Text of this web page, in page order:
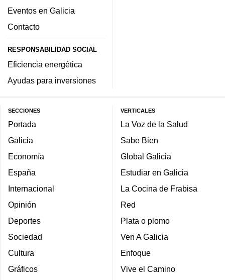
Eventos en Galicia
Contacto
RESPONSABILIDAD SOCIAL
Eficiencia energética
Ayudas para inversiones
SECCIONES
Portada
Galicia
Economía
España
Internacional
Opinión
Deportes
Sociedad
Cultura
Gráficos
VERTICALES
La Voz de la Salud
Sabe Bien
Global Galicia
Estudiar en Galicia
La Cocina de Frabisa
Red
Plata o plomo
Ven A Galicia
Enfoque
Vive el Camino